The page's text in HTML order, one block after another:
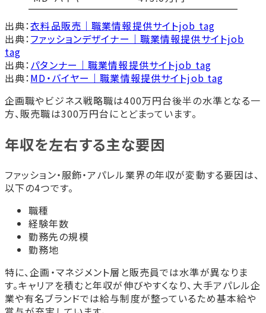
出典：衣料品販売｜職業情報提供サイトjob tag
出典：ファッションデザイナー｜職業情報提供サイトjob
tag
出典： パタンナー｜職業情報提供サイトjob tag
出典：MD・バイヤー｜職業情報提供サイトjob tag
企画職やビジネス戦略職は400万円台後半の水準となる一
方、販売職は300万円台にとどまっています。
年収を左右する主な要因
ファッション・服飾・アパレル業界の年収が変動する要因は、
以下の4つです。
職種
経験年数
勤務先の規模
勤務地
特に、企画・マネジメント層と販売員では水準が異なりま
す。キャリアを積むと年収が伸びやすくなり、大手アパレル企
業や有名ブランドでは給与制度が整っているため基本給や